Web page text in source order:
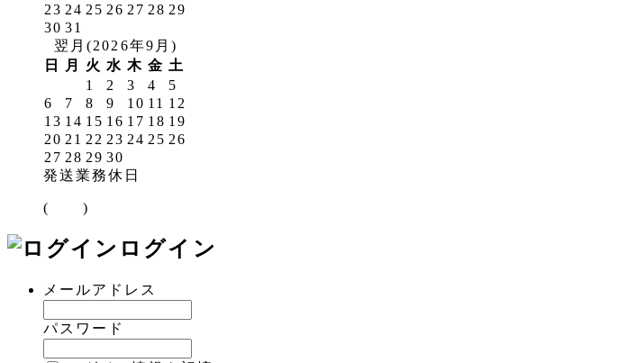
23 24 25 26 27 28 29
30 31
翌月(2026年9月)
日
月 火 水 木 金 土
1
2 3 4
5
6
7 8 9 10 11 12
13 14 15 16 17 18 19
20 21 22 23 24 25 26
27 28 29 30
発送業務休日
( )
ログイン
メールアドレス
パスワード